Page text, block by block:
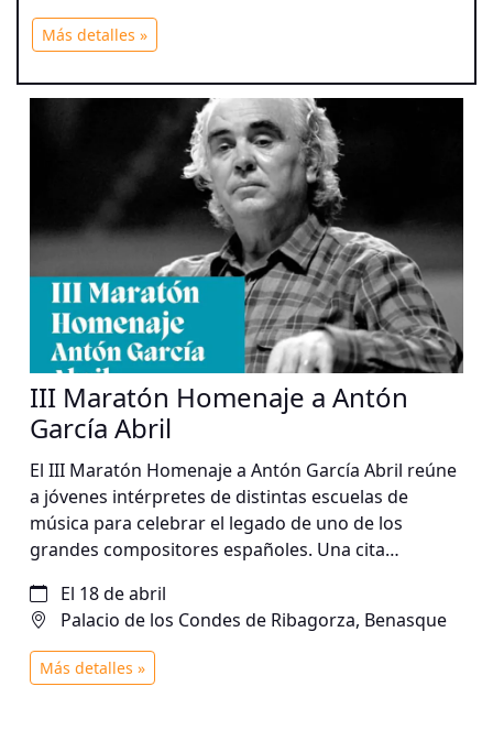
Más detalles »
III Maratón Homenaje a Antón
García Abril
El III Maratón Homenaje a Antón García Abril reúne
a jóvenes intérpretes de distintas escuelas de
música para celebrar el legado de uno de los
grandes compositores españoles. Una cita
por la música se unen en un reconocimiento
colectivo a su obra.
El 18 de abril
Palacio de los Condes de Ribagorza, Benasque
Más detalles »